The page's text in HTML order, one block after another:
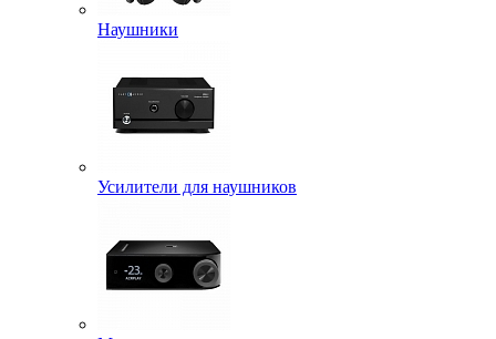
Наушники
Усилители для наушников